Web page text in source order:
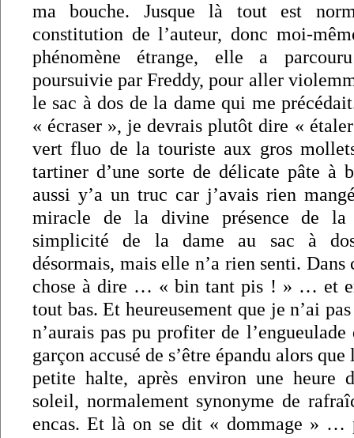
ma bouche. Jusque là tout est
constitution de l’auteur, donc moi-
phénomène étrange, elle a
poursuivie par Freddy, pour aller
le sac à dos de la dame qui me
« écraser », je devrais plutôt dire «
vert fluo de la touriste aux gros
tartiner d’une sorte de délicate pâte à
aussi y’a un truc car j’avais rien
miracle de la divine présence de
simplicité de la dame au sac à
désormais, mais elle n’a rien senti. Dans
chose à dire … « bin tant pis ! » … et
tout bas. Et heureusement que je n’ai
n’aurais pas pu profiter de l’engueulade
garçon accusé de s’être épandu alors
petite halte, après environ une heure
soleil, normalement synonyme de
encas. Et là on se dit « dommage » …